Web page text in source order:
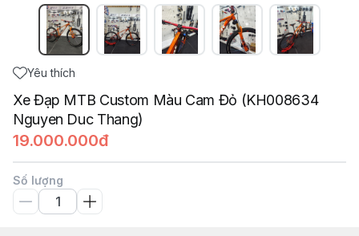
Yêu thích
Xe Đạp MTB Custom Màu Cam Đỏ (KH008634
Nguyen Duc Thang)
19.000.000đ
Số lượng